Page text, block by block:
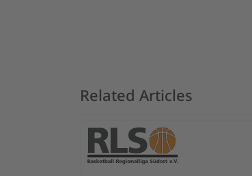
Related Articles